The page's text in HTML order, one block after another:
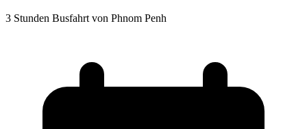
3 Stunden Busfahrt von Phnom Penh